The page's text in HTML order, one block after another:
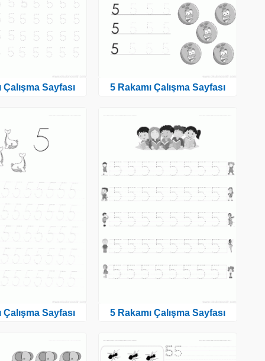
Çalışma Sayfası
Çalışma Sayfası
5 Rakamı Çalışma Sayfası
5 Rakamı Çalışma Sayfası